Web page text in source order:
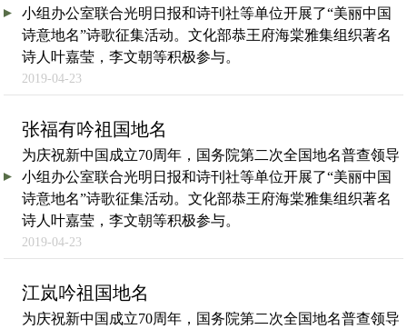
小组办公室联合光明日报和诗刊社等单位开展了“美丽中国
诗意地名”诗歌征集活动。文化部恭王府海棠雅集组织著名
诗人叶嘉莹，李文朝等积极参与。
2019-04-23
张福有吟祖国地名
为庆祝新中国成立70周年，国务院第二次全国地名普查领导
小组办公室联合光明日报和诗刊社等单位开展了“美丽中国
诗意地名”诗歌征集活动。文化部恭王府海棠雅集组织著名
诗人叶嘉莹，李文朝等积极参与。
2019-04-23
江岚吟祖国地名
为庆祝新中国成立70周年，国务院第二次全国地名普查领导